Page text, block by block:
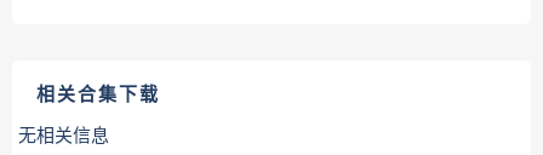
相关合集下载
无相关信息